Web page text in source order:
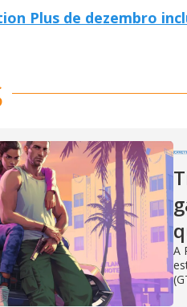
Plus de dezembro
A